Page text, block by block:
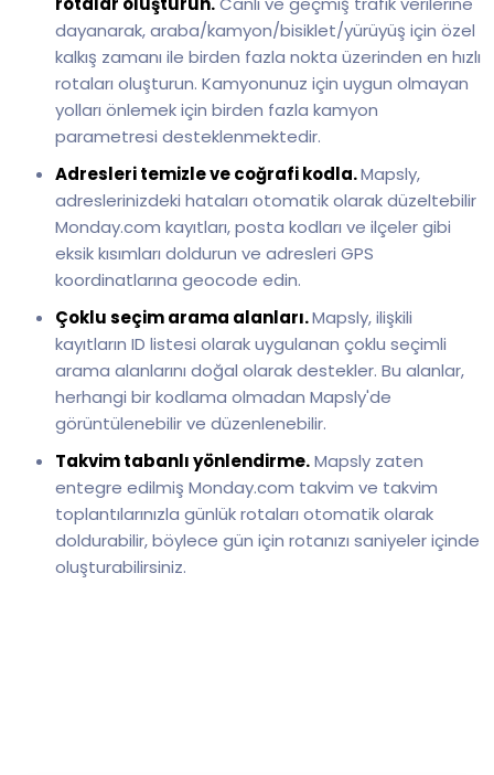
dayanarak, araba/kamyon/bisiklet/yürüyüş için özel
kalkış zamanı ile birden fazla nokta üzerinden en hızlı
rotaları oluşturun. Kamyonunuz için uygun olmayan
yolları önlemek için birden fazla kamyon
parametresi desteklenmektedir.
Adresleri temizle ve coğrafi kodla.Mapsly,
adreslerinizdeki hataları otomatik olarak düzeltebilir
Monday.com kayıtları, posta kodları ve ilçeler gibi
eksik kısımları doldurun ve adresleri GPS
koordinatlarına geocode edin.
Çoklu seçim arama alanları.Mapsly, ilişkili
kayıtların ID listesi olarak uygulanan çoklu seçimli
arama alanlarını doğal olarak destekler. Bu alanlar,
herhangi bir kodlama olmadan Mapsly'de
görüntülenebilir ve düzenlenebilir.
Takvim tabanlı yönlendirme.Mapsly zaten
entegre edilmiş Monday.com takvim ve takvim
toplantılarınızla günlük rotaları otomatik olarak
doldurabilir, böylece gün için rotanızı saniyeler içinde
oluşturabilirsiniz.